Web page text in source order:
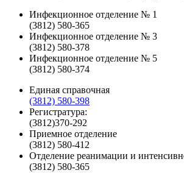
Инфекционное отделение № 1
(3812) 580-365
Инфекционное отделение № 3
(3812) 580-378
Инфекционное отделение № 5
(3812) 580-374
Единая справочная
(3812) 580-398
Регистратура:
(3812)370-292
Приемное отделение
(3812) 580-412
Отделение реанимации и
(3812) 580-365